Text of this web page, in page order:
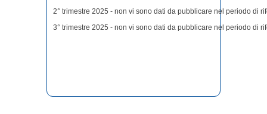
2° trimestre 2025 - non vi sono dati da pubblicare nel periodo di
3° trimestre 2025 - non vi sono dati da pubblicare nel periodo di